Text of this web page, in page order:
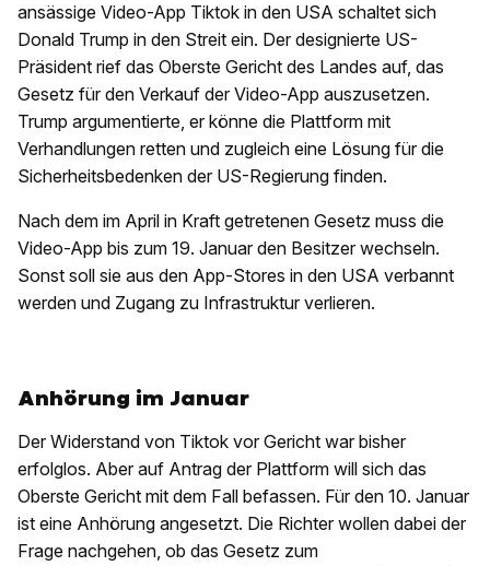
ansässige Video-App Tiktok in den USA schaltet sich
Donald Trump in den Streit ein. Der designierte US-
Präsident rief das Oberste Gericht des Landes auf, das
Gesetz für den Verkauf der Video-App auszusetzen.
Trump argumentierte, er könne die Plattform mit
Verhandlungen retten und zugleich eine Lösung für die
Sicherheitsbedenken der US-Regierung finden.
Nach dem im April in Kraft getretenen Gesetz muss die
Video-App bis zum 19. Januar den Besitzer wechseln.
Sonst soll sie aus den App-Stores in den USA verbannt
werden und Zugang zu Infrastruktur verlieren.
Anhörung im Januar
Der Widerstand von Tiktok vor Gericht war bisher
erfolglos. Aber auf Antrag der Plattform will sich das
Oberste Gericht mit dem Fall befassen. Für den 10. Januar
ist eine Anhörung angesetzt. Die Richter wollen dabei der
Frage nachgehen, ob das Gesetz zum